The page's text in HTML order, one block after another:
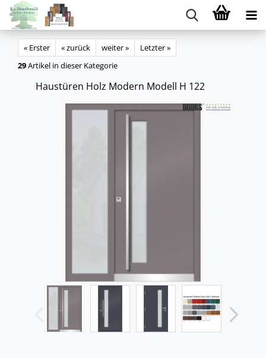
« Erster « zurück weiter »
Letzter »
29Artikel in dieser Kategorie
Haus­tü­ren Holz Mo­dern Mo­dell H 122